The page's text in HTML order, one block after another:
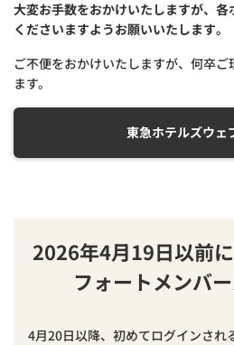
大変お手数をおかけいたしますが、
くださいますようお願いいたします。
ご不便をおかけいたしますが、何卒
ます。
東急ホテルズウェ
2026年4月19日以前
フォートメンバ
4月20日以降、初めてログインされ